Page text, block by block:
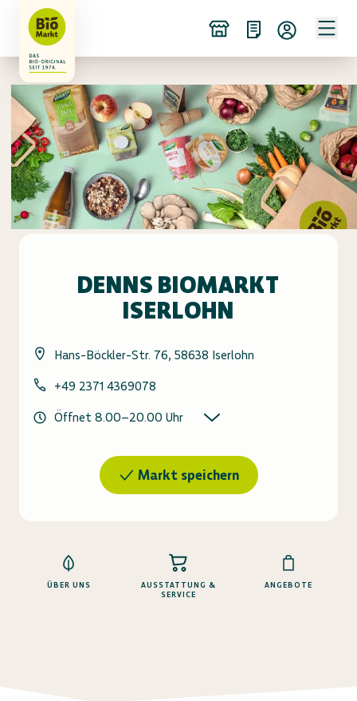
DENNS BIOMARKT
ISERLOHN
Hans-Böckler-Str. 76, 58638 Iserlohn
+49 2371 4369078
Öffnet 8.00–20.00 Uhr
Markt speichern
ÜBER UNS
AUSSTATTUNG &
SERVICE
ANGEBOTE